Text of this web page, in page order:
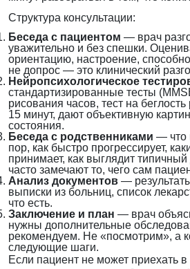
Структура консультации:
Беседа с пациентом — врач
уважительно и без спешки.
ориентацию, настроение,
не допрос — это клинический
Нейропсихологическое
стандартизированные тесты
рисования часов, тест на
15 минут, дают объективную
состояния.
Беседа с родственниками — что
пор, как быстро прогрессирует,
принимает, как выглядит
часто замечают то, чего сам
Анализ документов —
выписки из больниц, список
что есть.
Заключение и план — врач
нужны дополнительные
рекомендуем. Не «посмотрим», а
следующие шаги.
Если пациент не может приехать